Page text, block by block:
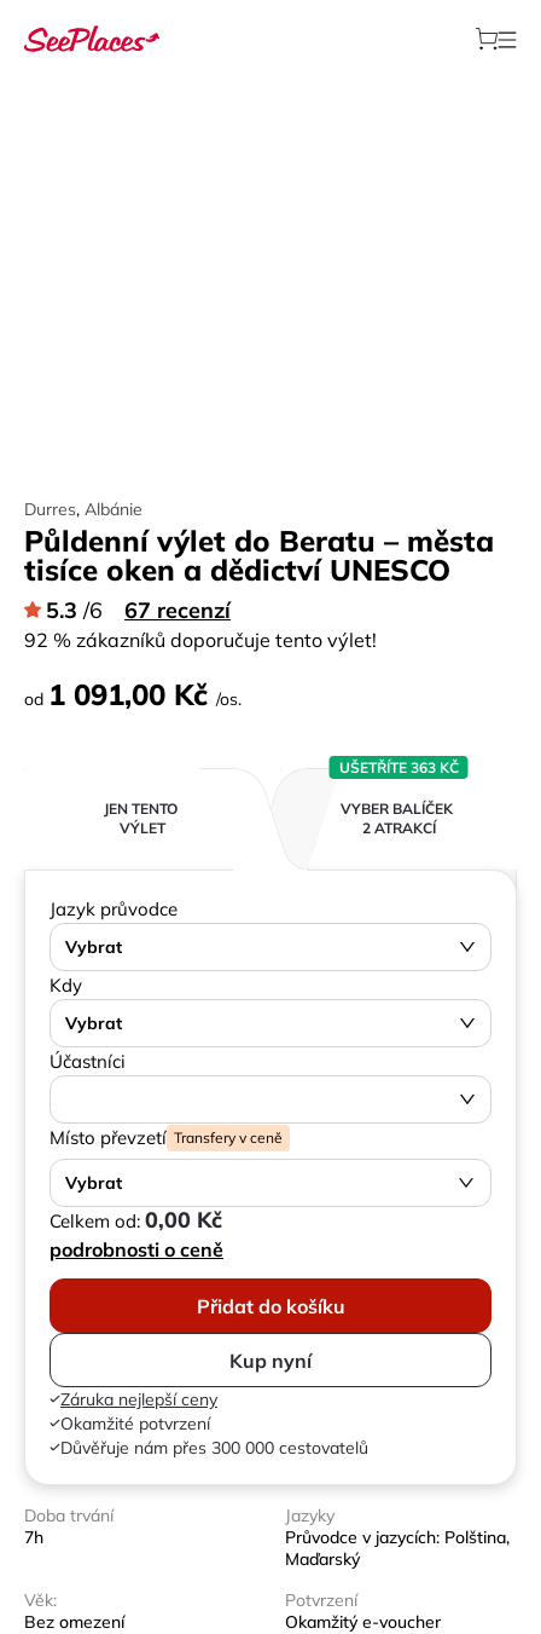
Durres, Albánie
Půldenní výlet do Beratu – města
tisíce oken a dědictví UNESCO
5.3 /6 67 recenzí
92 % zákazníků doporučuje tento výlet!
od 1 091,00 Kč /os.
JEN TENTO
VÝLET
VYBER BALÍČEK
2 ATRAKCÍ
UŠETŘÍTE 363 KČ
Jazyk průvodce
Vybrat
Kdy
Vybrat
Účastníci
Místo převzetí Transfery v ceně
Vybrat
Celkem od: 0,00 Kč
podrobnosti o ceně
Přidat do košíku
Kup nyní
Záruka nejlepší ceny
Okamžité potvrzení
Důvěřuje nám přes 300 000 cestovatelů
Doba trvání
7h
Jazyky
Průvodce v jazycích: Polština,
Maďarský
Věk:
Bez omezení
Potvrzení
Okamžitý e-voucher